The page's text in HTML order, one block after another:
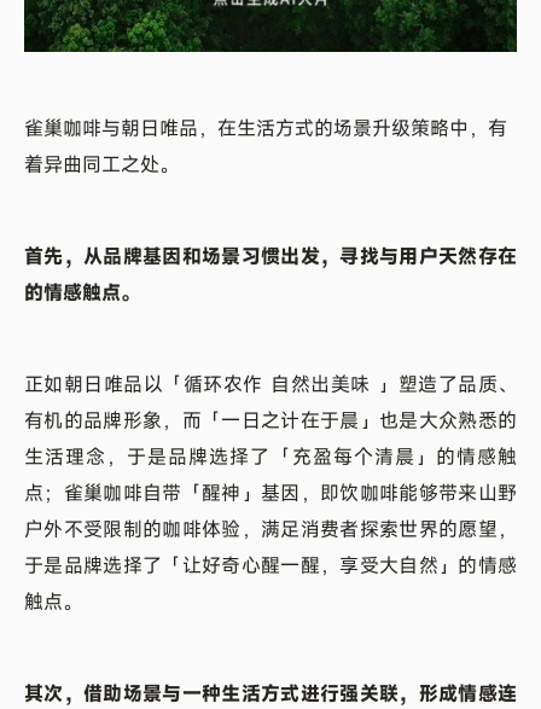
雀巢咖啡与朝日唯品，在生活方式的场景升级策略中，有
着异曲同工之处。
首先，从品牌基因和场景习惯出发，寻找与用户天然存在
的情感触点。
正如朝日唯品以「循环农作 自然出美味 」塑造了品质、
有机的品牌形象，而「一日之计在于晨」也是大众熟悉的
生活理念，于是品牌选择了「充盈每个清晨」的情感触
点；雀巢咖啡自带「醒神」基因，即饮咖啡能够带来山野
户外不受限制的咖啡体验，满足消费者探索世界的愿望，
于是品牌选择了「让好奇心醒一醒，享受大自然」的情感
触点。
其次，借助场景与一种生活方式进行强关联，形成情感连